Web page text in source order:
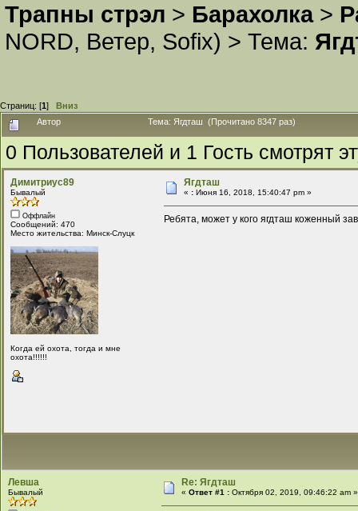
Трапны стрэл > Барахолка>
NORD, Ветер, Sofix) > Тема:
Страниц: [1] Вниз
Автор
Тема: Ягдташ (Прочитано 8347 раз)
0 Пользователей и 1 Гость смотрят
Димитриус89
Бывалый
Оффлайн
Сообщений: 470
Место жительства: Минск-Слуцк
Когда ей охота, тогда и мне
охота!!!!!!
Ягдташ
« : Июня 16, 2018, 15:40:47 pm »
Ребята, может у кого ягдташ коженный
Левша
Бывалый
Re: Ягдташ
«Ответ #1 : Октября 02, 2019, 09:46:22 am »